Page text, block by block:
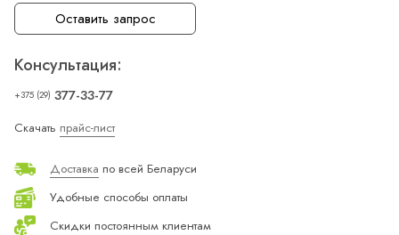
Оставить запрос
Консультация:
+375 (29) 377-33-77
Скачать прайс-лист
Доставка по всей Беларуси
Удобные способы оплаты
Скидки постоянным клиентам